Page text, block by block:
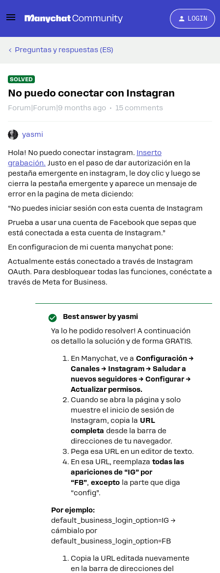
LOGIN
Preguntas y respuestas (ES)
SOLVED
No puedo conectar con Instagran
Forum|Forum|9 months ago 15 comments
yasmi
Hola! No puedo conectar instagram. Inserto
grabación. Justo en el paso de dar autorización en la
pestaña emergente en instagram, le doy clic y luego se
cierra la pestaña emergente y aparece un mensaje de
error en la pagina de meta diciendo:
“No puedes iniciar sesión con esta cuenta de Instagram
Prueba a usar una cuenta de Facebook que sepas que
está conectada a esta cuenta de Instagram.”
En configuracion de mi cuenta manychat pone:
Actualmente estás conectado a través de Instagram
OAuth. Para desbloquear todas las funciones, conéctate a
través de Meta for Business.
Best answer byyasmi
Ya lo he podido resolver! A continuación
os detallo la solución y de forma GRATIS.
En Manychat, ve a Configuración →
Canales → Instagram → Saludar a
nuevos seguidores → Configurar →
Actualizar permisos.
Cuando se abra la página y solo
muestre el inicio de sesión de
Instagram, copia la URL
completa desde la barra de
direcciones de tu navegador.
Pega esa URL en un editor de texto.
En esa URL, reemplaza todas las
apariciones de “IG” por
“FB”, excepto la parte que diga
“config”.
Por ejemplo:
default_business_login_option=IG →
cámbialo por
default_business_login_option=FB
Copia la URL editada nuevamente
en la barra de direcciones del